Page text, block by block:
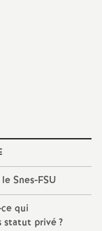
Snes-FSU
qui
statut privé?